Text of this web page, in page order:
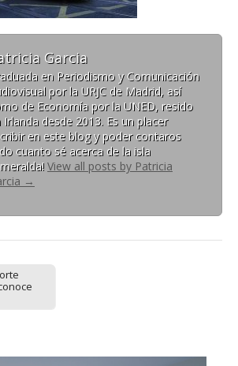
Garcia
en Periodismo y Comunicación
por la URJC de Madrid, así
de Economía por la UNED, resido
Irlanda desde 2013. Es un placer
en este blog y poder contaros
cuanto sé acerca de la isla
View all posts by Patricia
→